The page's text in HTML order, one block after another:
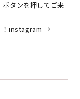
タンを押してご来
！instagram →